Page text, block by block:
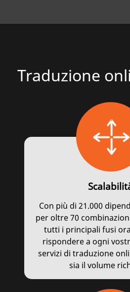
Traduzione
Con più di 21.000
per oltre 70
tutti i principali fusi
rispondere a ogni
servizi di traduzione
sia il volume